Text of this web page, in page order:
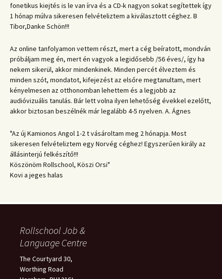
fonetikus kiejtés is le van írva és a CD-k nagyon sokat segítettek így
1 hónap múlva sikeresen felvételiztem a kiválasztott céghez. B
Tibor,Danke Schön!!!
Az online tanfolyamon vettem részt, mert a cég beíratott, mondván
próbáljam meg én, mert én vagyok a legidősebb /56 éves/, így ha
nekem sikerül, akkor mindenkinek. Minden percét élveztem és
minden szót, mondatot, kifejezést az elsőre megtanultam, mert
kényelmesen az otthonomban lehettem és a legjobb az
audióvizuális tanulás. Bár lett volna ilyen lehetőség évekkel ezelőtt,
akkor biztosan beszélnék már legalább 4-5 nyelven. A. Ágnes
"Az új Kamionos Angol 1-2 t vásároltam meg 2 hónapja. Most
sikeresen felvételiztem egy Norvég céghez! Egyszerűen király az
állásinterjú felkészítő!!!
Köszönöm Rollschool, Köszi Orsi"
Kovi a jeges halas
Rollschool Job &
Language Centre
The Courtyard 30,
Worthing Road